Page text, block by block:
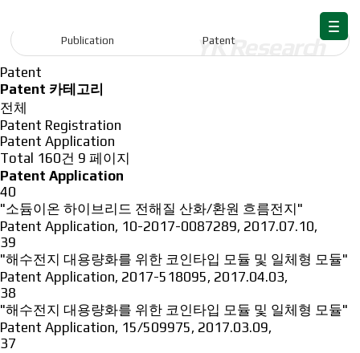
Publication Patent
Patent
Patent 카테고리
전체
Patent Registration
Patent Application
Total 160건 9 페이지
Patent Application
40
"소듐이온 하이브리드 전해질 산화/환원 흐름전지"
Patent Application, 10-2017-0087289, 2017.07.10,
39
"해수전지 대용량화를 위한 코인타입 모듈 및 일체형 모듈"
Patent Application, 2017-518095, 2017.04.03,
38
"해수전지 대용량화를 위한 코인타입 모듈 및 일체형 모듈"
Patent Application, 15/509975, 2017.03.09,
37